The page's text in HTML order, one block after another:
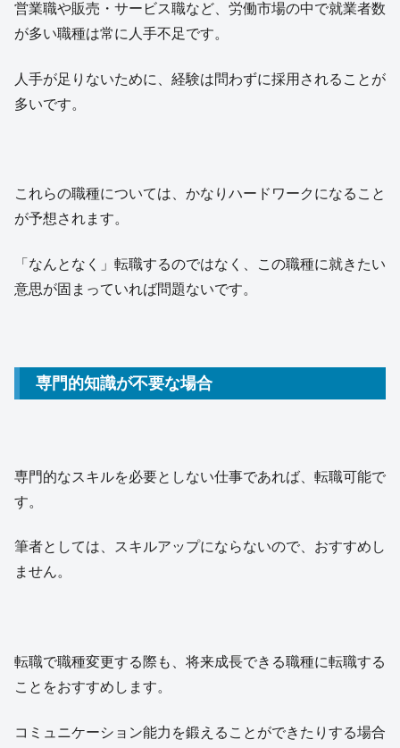
営業職や販売・サービス職など、労働市場の中で就業者数
が多い職種は常に人手不足です。
人手が足りないために、経験は問わずに採用されることが
多いです。
これらの職種については、かなりハードワークになること
が予想されます。
「なんとなく」転職するのではなく、この職種に就きたい
意思が固まっていれば問題ないです。
専門的知識が不要な場合
専門的なスキルを必要としない仕事であれば、転職可能で
す。
筆者としては、スキルアップにならないので、おすすめし
ません。
転職で職種変更する際も、将来成長できる職種に転職する
ことをおすすめします。
コミュニケーション能力を鍛えることができたりする場合